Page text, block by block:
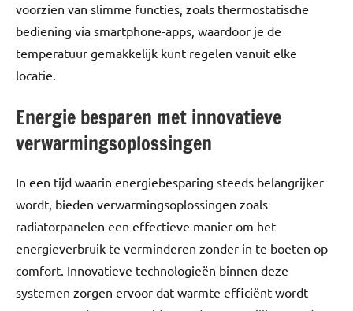
voorzien van slimme functies, zoals thermostatische
bediening via smartphone-apps, waardoor je de
temperatuur gemakkelijk kunt regelen vanuit elke
locatie.
Energie besparen met innovatieve
verwarmingsoplossingen
In een tijd waarin energiebesparing steeds belangrijker
wordt, bieden verwarmingsoplossingen zoals
radiatorpanelen een effectieve manier om het
energieverbruik te verminderen zonder in te boeten op
comfort. Innovatieve technologieën binnen deze
systemen zorgen ervoor dat warmte efficiënt wordt